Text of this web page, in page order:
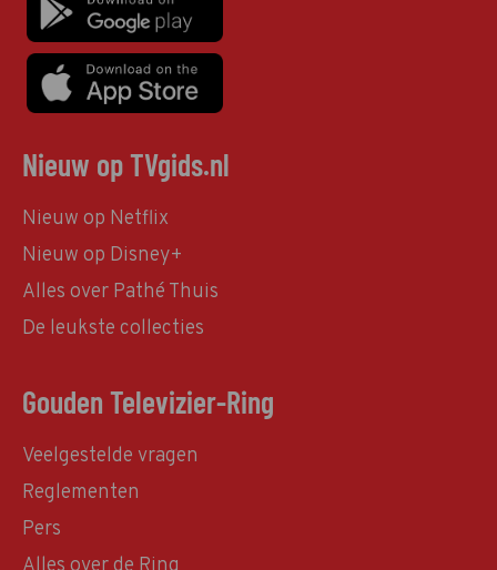
Nieuw op TVgids.nl
Nieuw op Netflix
Nieuw op Disney+
Alles over Pathé Thuis
De leukste collecties
Gouden Televizier-Ring
Veelgestelde vragen
Reglementen
Pers